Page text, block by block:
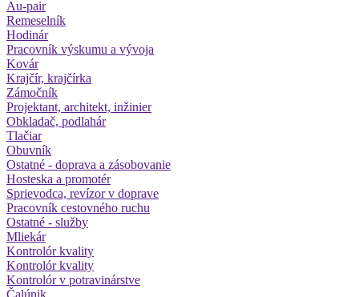
Au-pair
Remeselník
Hodinár
Pracovník výskumu a vývoja
Kovár
Krajčír, krajčírka
Zámočník
Projektant, architekt, inžinier
Obkladač, podlahár
Tlačiar
Obuvník
Ostatné - doprava a zásobovanie
Hosteska a promotér
Sprievodca, revízor v doprave
Pracovník cestovného ruchu
Ostatné - služby
Mliekár
Kontrolór kvality
Kontrolór kvality
Kontrolór v potravinárstve